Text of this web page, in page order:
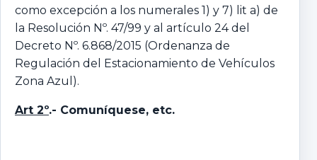
como excepción a los numerales 1) y 7) lit a) de
la Resolución Nº. 47/99 y al artículo 24 del
Decreto Nº. 6.868/2015 (Ordenanza de
Regulación del Estacionamiento de Vehículos
Zona Azul).
Art 2º.- Comuníquese, etc.